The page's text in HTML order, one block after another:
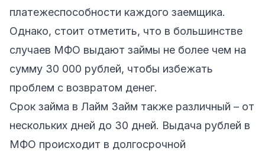
платежеспособности каждого заемщика.
Однако, стоит отметить, что в большинстве
случаев МФО выдают займы не более чем на
сумму 30 000 рублей, чтобы избежать
проблем с возвратом денег.
Срок займа в Лайм Займ также различный – от
нескольких дней до 30 дней. Выдача рублей в
МФО происходит в долгосрочной